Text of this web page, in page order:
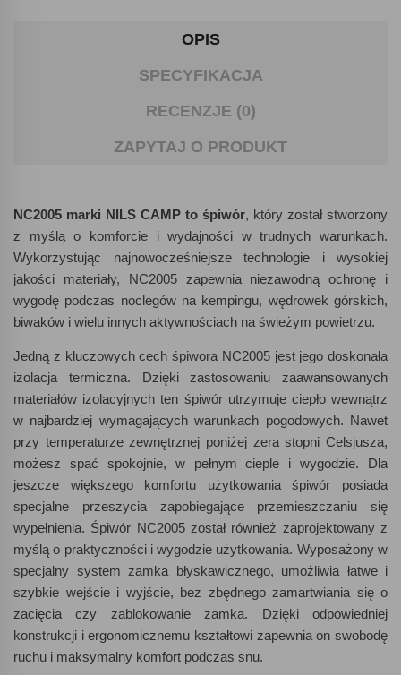
OPIS
SPECYFIKACJA
RECENZJE (0)
ZAPYTAJ O PRODUKT
NC2005 marki NILS CAMP to śpiwór, który został stworzony
z myślą o komforcie i wydajności w trudnych warunkach.
Wykorzystując najnowocześniejsze technologie i wysokiej
jakości materiały, NC2005 zapewnia niezawodną ochronę i
wygodę podczas noclegów na kempingu, wędrowek górskich,
biwaków i wielu innych aktywnościach na świeżym powietrzu.
Jedną z kluczowych cech śpiwora NC2005 jest jego doskonała
izolacja termiczna. Dzięki zastosowaniu zaawansowanych
materiałów izolacyjnych ten śpiwór utrzymuje ciepło wewnątrz
w najbardziej wymagających warunkach pogodowych. Nawet
przy temperaturze zewnętrznej poniżej zera stopni Celsjusza,
możesz spać spokojnie, w pełnym cieple i wygodzie. Dla
jeszcze większego komfortu użytkowania śpiwór posiada
specjalne przeszycia zapobiegające przemieszczaniu się
wypełnienia. Śpiwór NC2005 został również zaprojektowany z
myślą o praktyczności i wygodzie użytkowania. Wyposażony w
specjalny system zamka błyskawicznego, umożliwia łatwe i
szybkie wejście i wyjście, bez zbędnego zamartwiania się o
zacięcia czy zablokowanie zamka. Dzięki odpowiedniej
konstrukcji i ergonomicznemu kształtowi zapewnia on swobodę
ruchu i maksymalny komfort podczas snu.